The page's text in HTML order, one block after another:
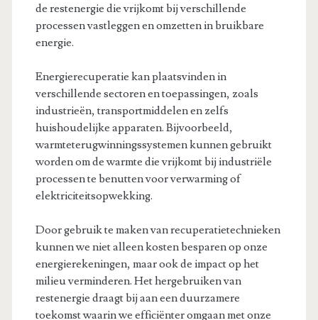
de restenergie die vrijkomt bij verschillende
processen vastleggen en omzetten in bruikbare
energie.
Energierecuperatie kan plaatsvinden in
verschillende sectoren en toepassingen, zoals
industrieën, transportmiddelen en zelfs
huishoudelijke apparaten. Bijvoorbeeld,
warmteterugwinningssystemen kunnen gebruikt
worden om de warmte die vrijkomt bij industriële
processen te benutten voor verwarming of
elektriciteitsopwekking.
Door gebruik te maken van recuperatietechnieken
kunnen we niet alleen kosten besparen op onze
energierekeningen, maar ook de impact op het
milieu verminderen. Het hergebruiken van
restenergie draagt bij aan een duurzamere
toekomst waarin we efficiënter omgaan met onze